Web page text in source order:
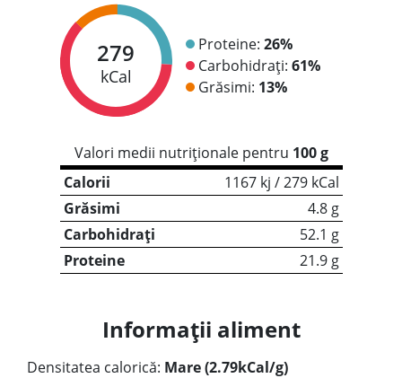
279
kCal
Proteine: 26%
Carbohidrați: 61%
Grăsimi: 13%
Valori medii nutriționale pentru 100 g
Calorii
1167 kj / 279 kCal
Grăsimi
4.8 g
Carbohidrați
52.1 g
Proteine
21.9 g
Informații aliment
Densitatea calorică: Mare (2.79kCal/g)